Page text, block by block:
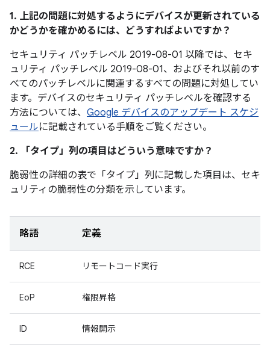
1. 上記の問題に対処するようにデバイスが更新されている
かどうかを確かめるには、どうすればよいですか？
セキュリティ パッチレベル 2019-08-01 以降では、セキ
ュリティ パッチレベル 2019-08-01、およびそれ以前のす
べてのパッチレベルに関連するすべての問題に対処してい
ます。デバイスのセキュリティ パッチレベルを確認する
方法については、 Google デバイスのアップデート スケジ
ュールに記載されている手順をご覧ください。
2. 「タイプ」 列の項目はどういう意味ですか？
脆弱性の詳細の表で「タイプ」 列に記載した項目は、セキ
ュリティの脆弱性の分類を示しています。
略語 定義
RCE リモートコード実行
EoP 権限昇格
ID 情報開示